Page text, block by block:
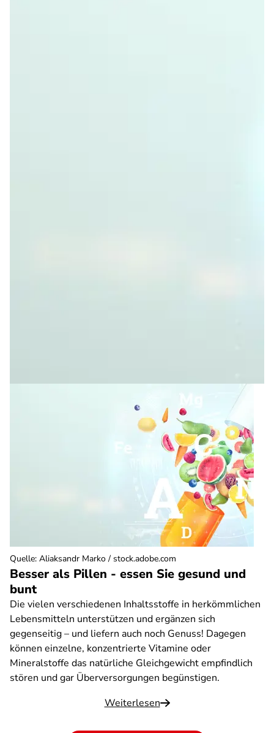
Besser als Pillen - essen Sie gesund und
bunt
Die vielen verschiedenen Inhaltsstoffe in herkömmlichen
Lebensmitteln unterstützen und ergänzen sich
gegenseitig – und liefern auch noch Genuss! Dagegen
können einzelne, konzentrierte Vitamine oder
Mineralstoffe das natürliche Gleichgewicht empfindlich
stören und gar Überversorgungen begünstigen.
Weiterlesen
Quelle: Aliaksandr Marko / stock.adobe.com